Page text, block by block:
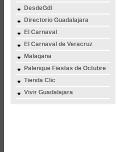
DesdeGdl
Directorio Guadalajara
El Carnaval
El Carnaval de Veracruz
Malagana
Palenque Fiestas de Octubre
Tienda Clic
Vivir Guadalajara